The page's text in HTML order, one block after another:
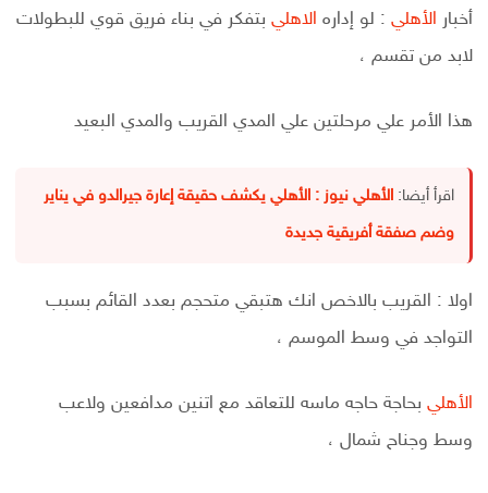
أخبار الأهلي : لو إداره الاهلي بتفكر في بناء فريق قوي للبطولات
لابد من تقسم ،
هذا الأمر علي مرحلتين علي المدي القريب والمدي البعيد
اقرأ أيضا: الأهلي نيوز : الأهلي يكشف حقيقة إعارة جيرالدو في يناير
وضم صفقة أفريقية جديدة
اولا : القريب بالاخص انك هتبقي متحجم بعدد القائم بسبب
التواجد في وسط الموسم ،
الأهلي بحاجة حاجه ماسه للتعاقد مع اتنين مدافعين ولاعب
وسط وجناح شمال ،